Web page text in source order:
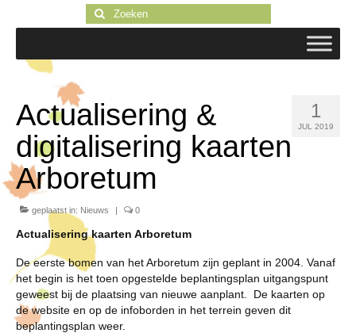
Zoeken
naar:
1
JUL 2019
Actualisering &
digitalisering kaarten
Arboretum
geplaatst in: Nieuws | 0
Actualisering kaarten Arboretum
De eerste bomen van het Arboretum zijn geplant in 2004. Vanaf
het begin is het toen opgestelde beplantingsplan uitgangspunt
geweest bij de plaatsing van nieuwe aanplant. De kaarten op
de website en op de infoborden in het terrein geven dit
beplantingsplan weer.